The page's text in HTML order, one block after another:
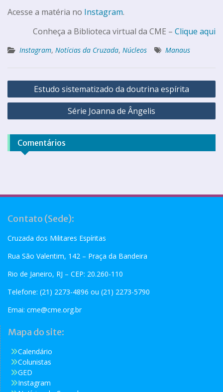
Acesse a matéria no Instagram.
Conheça a Biblioteca virtual da CME – Clique aqui
Instagram, Notícias da Cruzada, Núcleos Manaus
Estudo sistematizado da doutrina espírita
Série Joanna de Ângelis
Comentários
Contato (Sede):
Cruzada dos Militares Espíritas
Rua São Valentim, 142 – Praça da Bandeira
Rio de Janeiro, RJ – CEP: 20.260-110
Telefone: (21) 2273-4896 ou (21) 2273-5790
Emai: cme@cme.org.br
Mapa do site:
Calendário
Colunistas
GED
Instagram